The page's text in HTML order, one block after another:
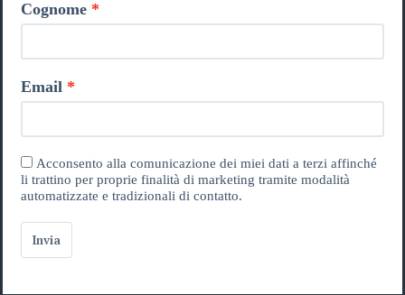
Cognome
Email
Acconsento alla comunicazione dei miei dati a terzi affinché
li trattino per proprie finalità di marketing tramite modalità
automatizzate e tradizionali di contatto.
Invia